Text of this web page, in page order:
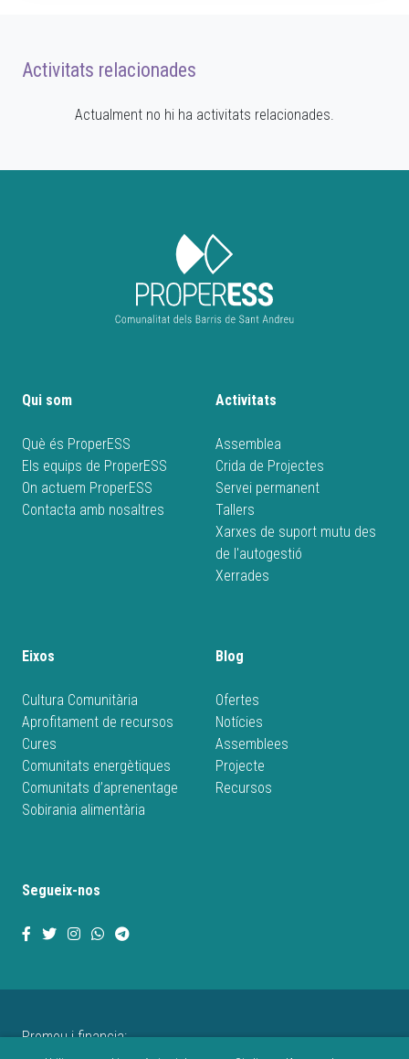
Activitats relacionades
Actualment no hi ha activitats relacionades.
Qui som
Què és ProperESS
Els equips de ProperESS
On actuem ProperESS
Contacta amb nosaltres
Activitats
Assemblea
Crida de Projectes
Servei permanent
Tallers
Xarxes de suport mutu des
de l'autogestió
Xerrades
Eixos
Cultura Comunitària
Aprofitament de recursos
Cures
Comunitats energètiques
Comunitats d’aprenentage
Sobirania alimentària
Blog
Ofertes
Notícies
Assemblees
Projecte
Recursos
Segueix-nos
Promou i financia: